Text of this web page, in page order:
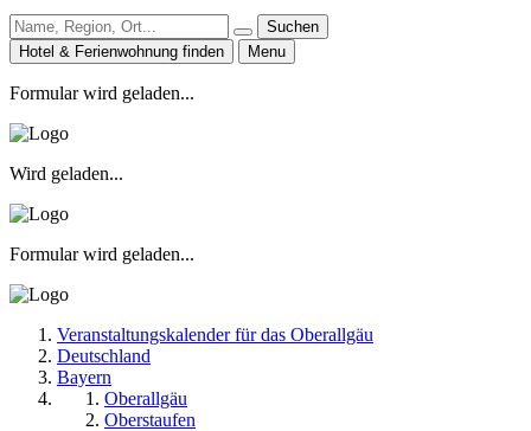
Suchen
Hotel & Ferienwohnung finden
Menu
Formular wird geladen...
Wird geladen...
Formular wird geladen...
Veranstaltungskalender für das Oberallgäu
Deutschland
Bayern
Oberallgäu
Oberstaufen